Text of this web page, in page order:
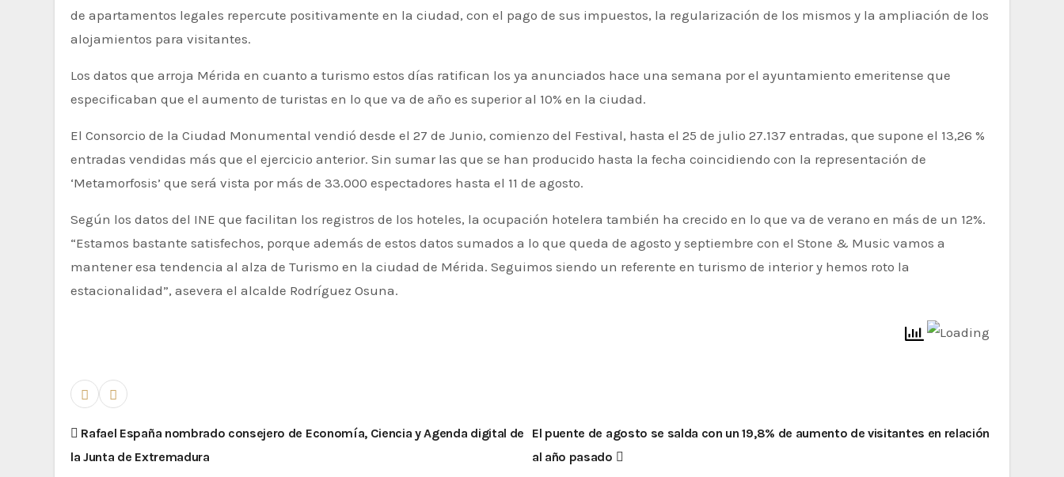
de apartamentos legales repercute positivamente en la ciudad, con el pago de sus impuestos, la regularización de los mismos y la ampliación de los
alojamientos para visitantes.
Los datos que arroja Mérida en cuanto a turismo estos días ratifican los ya anunciados hace una semana por el ayuntamiento emeritense que
especificaban que el aumento de turistas en lo que va de año es superior al 10% en la ciudad.
El Consorcio de la Ciudad Monumental vendió desde el 27 de Junio, comienzo del Festival, hasta el 25 de julio 27.137 entradas, que supone el 13,26 %
entradas vendidas más que el ejercicio anterior. Sin sumar las que se han producido hasta la fecha coincidiendo con la representación de
‘Metamorfosis’ que será vista por más de 33.000 espectadores hasta el 11 de agosto.
Según los datos del INE que facilitan los registros de los hoteles, la ocupación hotelera también ha crecido en lo que va de verano en más de un 12%.
“Estamos bastante satisfechos, porque además de estos datos sumados a lo que queda de agosto y septiembre con el Stone & Music vamos a
mantener esa tendencia al alza de Turismo en la ciudad de Mérida. Seguimos siendo un referente en turismo de interior y hemos roto la
estacionalidad”, asevera el alcalde Rodríguez Osuna.
Rafael España nombrado consejero de Economía, Ciencia y Agenda digital de
la Junta de Extremadura
El puente de agosto se salda con un 19,8% de aumento de visitantes en relación
al año pasado